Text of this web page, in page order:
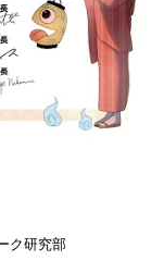
ク研究部